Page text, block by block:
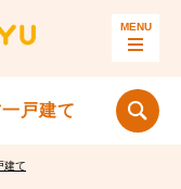
戸建て
建て